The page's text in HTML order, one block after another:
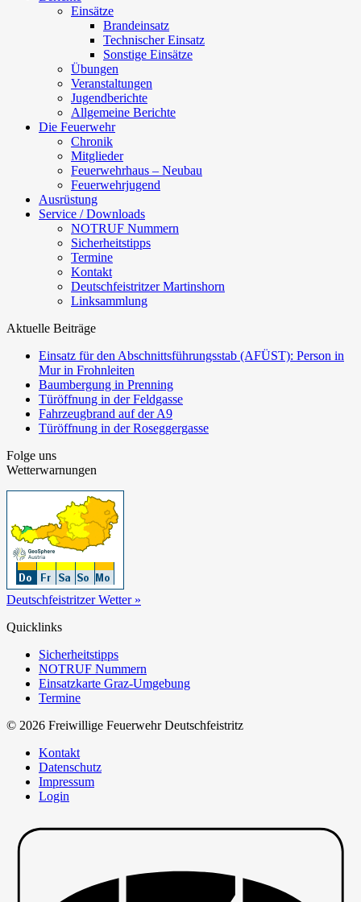
Einsätze
Brandeinsatz
Technischer Einsatz
Sonstige Einsätze
Übungen
Veranstaltungen
Jugendberichte
Allgemeine Berichte
Die Feuerwehr
Chronik
Mitglieder
Feuerwehrhaus – Neubau
Feuerwehrjugend
Ausrüstung
Service / Downloads
NOTRUF Nummern
Sicherheitstipps
Termine
Kontakt
Deutschfeistritzer Martinshorn
Linksammlung
Aktuelle Beiträge
Einsatz für den Abschnittsführungsstab (AFÜST): Person in
Mur in Frohnleiten
Baumbergung in Prenning
Türöffnung in der Feldgasse
Fahrzeugbrand auf der A9
Türöffnung in der Roseggergasse
Folge uns
Wetterwarnungen
Deutschfeistritzer Wetter »
Quicklinks
Sicherheitstipps
NOTRUF Nummern
Einsatzkarte Graz-Umgebung
Termine
© 2026 Freiwillige Feuerwehr Deutschfeistritz
Kontakt
Datenschutz
Impressum
Login